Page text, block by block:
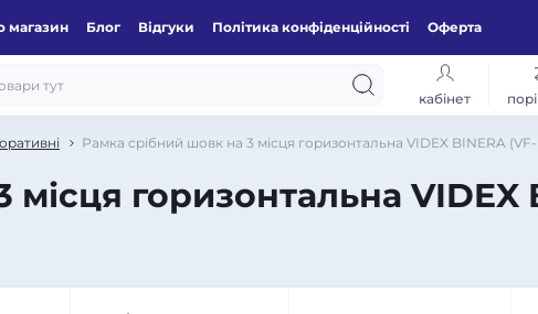
магазин Блог Відгуки Політика конфіденційності Оферта
кабінет
Рамка срібний шовк на 3 місця горизонтальна VIDEX BINERA
горизонтальна VIDEX